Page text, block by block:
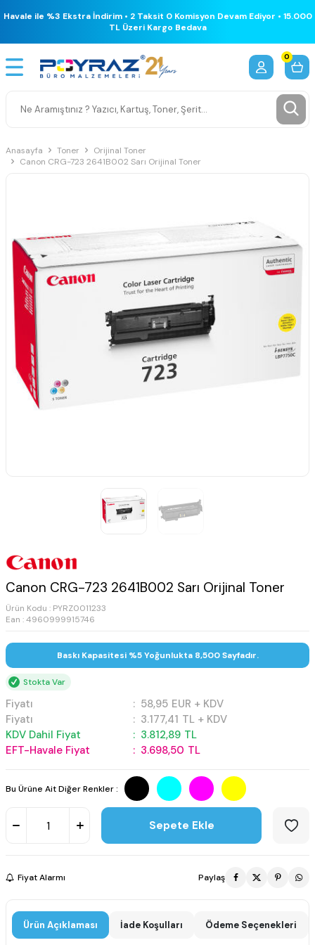
Havale ile %3 Ekstra İndirim • 2 Taksit 0 Komisyon Devam Ediyor • 15.000
TL Üzeri Kargo Bedava
0
Anasayfa Toner
Orijinal Toner
Canon CRG-723 2641B002 Sarı Orijinal Toner
Canon CRG-723 2641B002 Sarı Orijinal Toner
Ürün Kodu : PYRZ0011233
Ean : 4960999915746
Baskı Kapasitesi %5 Yoğunlukta 8,500 Sayfadır.
Stokta Var
Fiyatı : 58,95 EUR + KDV
Fiyatı
: 3.177,41 TL + KDV
KDV Dahil Fiyat
: 3.812,89 TL
EFT-Havale Fiyat
: 3.698,50 TL
Bu Ürüne Ait Diğer Renkler :
Sepete Ekle
Fiyat Alarmı Paylaş
Ürün Açıklaması İade Koşulları Ödeme Seçenekleri